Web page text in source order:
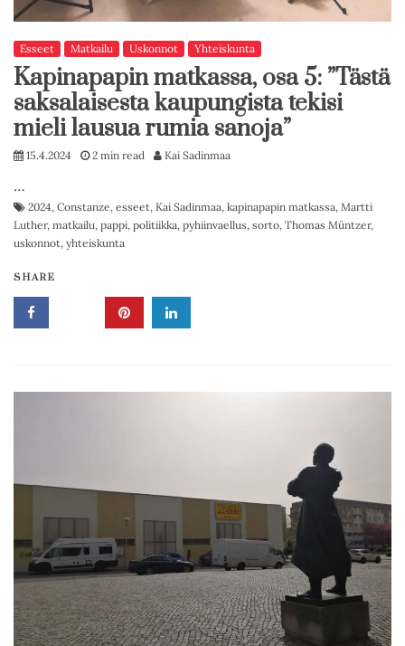
Esseet Matkailu Uskonnot Yhteiskunta
Kapinapapin matkassa, osa 5: ”Tästä
saksalaisesta kaupungista tekisi
mieli lausua rumia sanoja”
15.4.2024 2 min read Kai Sadinmaa
…
2024, Constanze, esseet, Kai Sadinmaa, kapinapapin matkassa, Martti
Luther, matkailu, pappi, politiikka, pyhiinvaellus, sorto, Thomas Müntzer,
uskonnot, yhteiskunta
SHARE